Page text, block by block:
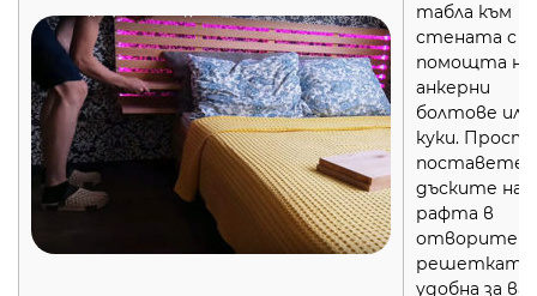
табла към
стената с
помощта на
анкерни
болтове или
куки.
поставете
дъските на
рафта в
отворите
решетката
удобна за вас